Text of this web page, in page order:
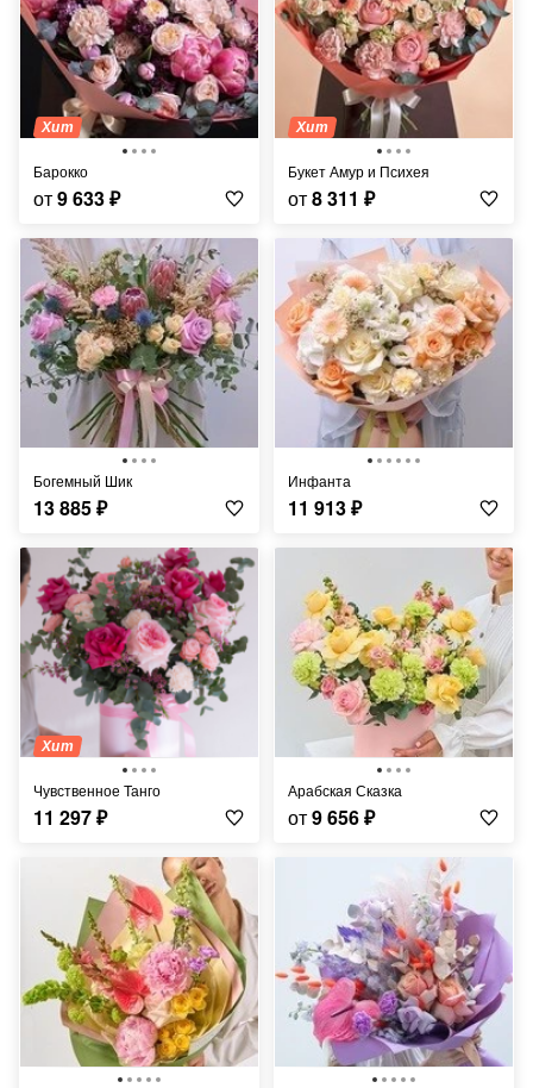
Хит
Барокко
от9 633₽
Хит
Букет Амур и Психея
от8 311 ₽
Богемный Шик
13 885₽
Инфанта
11 913₽
Хит
Чувственное Танго
11 297₽
Арабская Сказка
от9 656₽